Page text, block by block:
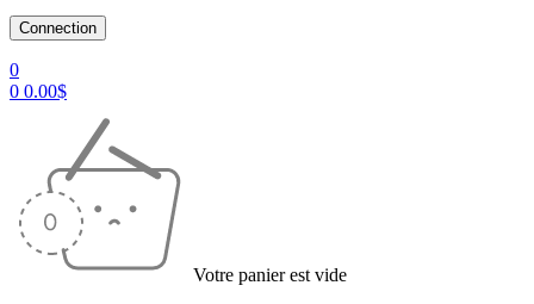
0
0 0.00$
Votre panier est vide